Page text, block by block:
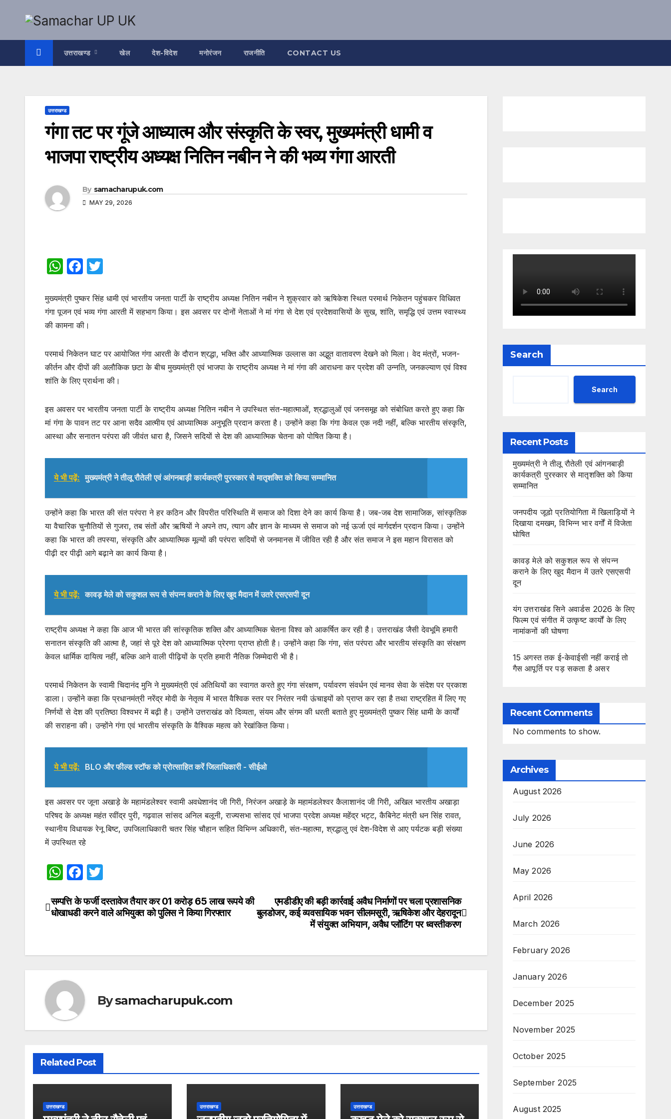
उत्तराखण्ड खेल देश-विदेश मनोरंजन राजनीति CONTACT US
उत्तराखण्ड
गंगा तट पर गूंजे आध्यात्म और संस्कृति के स्वर, मुख्यमंत्री धामी व
भाजपा राष्ट्रीय अध्यक्ष नितिन नबीन ने की भव्य गंगा आरती
By samacharupuk.com
MAY 29, 2026
W
at
s
A
p
p
F
c
e
b
o
k
itt
er
मुख्यमंत्री पुष्कर सिंह धामी एवं भारतीय जनता पार्टी के राष्ट्रीय अध्यक्ष नितिन नबीन ने शुक्रवार को ऋषिकेश स्थित परमार्थ निकेतन पहुंचकर विधिवत
गंगा पूजन एवं भव्य गंगा आरती में सहभाग किया। इस अवसर पर दोनों नेताओं ने मां गंगा से देश एवं प्रदेशवासियों के सुख, शांति, समृद्धि एवं उत्तम स्वास्थ्य
की कामना की।
परमार्थ निकेतन घाट पर आयोजित गंगा आरती के दौरान श्रद्धा, भक्ति और आध्यात्मिक उल्लास का अद्भुत वातावरण देखने को मिला। वेद मंत्रों, भजन-
कीर्तन और दीपों की अलौकिक छटा के बीच मुख्यमंत्री एवं भाजपा के राष्ट्रीय अध्यक्ष ने मां गंगा की आराधना कर प्रदेश की उन्नति, जनकल्याण एवं विश्व
शांति के लिए प्रार्थना की।
इस अवसर पर भारतीय जनता पार्टी के राष्ट्रीय अध्यक्ष नितिन नबीन ने उपस्थित संत-महात्माओं, श्रद्धालुओं एवं जनसमूह को संबोधित करते हुए कहा कि
मां गंगा के पावन तट पर आना सदैव आत्मीय एवं आध्यात्मिक अनुभूति प्रदान करता है। उन्होंने कहा कि गंगा केवल एक नदी नहीं, बल्कि भारतीय संस्कृति,
आस्था और सनातन परंपरा की जीवंत धारा है, जिसने सदियों से देश की आध्यात्मिक चेतना को पोषित किया है।
ये भी पढ़ें: मुख्यमंत्री ने तीलू रौतेली एवं आंगनबाड़ी कार्यकत्री पुरस्कार से मातृशक्ति को किया सम्मानित
उन्होंने कहा कि भारत की संत परंपरा ने हर कठिन और विपरीत परिस्थिति में समाज को दिशा देने का कार्य किया है। जब-जब देश सामाजिक, सांस्कृतिक
या वैचारिक चुनौतियों से गुजरा, तब संतों और ऋषियों ने अपने तप, त्याग और ज्ञान के माध्यम से समाज को नई ऊर्जा एवं मार्गदर्शन प्रदान किया। उन्होंने
कहा कि भारत की तपस्या, संस्कृति और आध्यात्मिक मूल्यों की परंपरा सदियों से जनमानस में जीवित रही है और संत समाज ने इस महान विरासत को
पीढ़ी दर पीढ़ी आगे बढ़ाने का कार्य किया है।
ये भी पढ़ें: कावड़ मेले को सकुशल रूप से संपन्न कराने के लिए खुद मैदान में उतरे एसएसपी दून
राष्ट्रीय अध्यक्ष ने कहा कि आज भी भारत की सांस्कृतिक शक्ति और आध्यात्मिक चेतना विश्व को आकर्षित कर रही है। उत्तराखंड जैसी देवभूमि हमारी
सनातन संस्कृति की आत्मा है, जहां से पूरे देश को आध्यात्मिक प्रेरणा प्राप्त होती है। उन्होंने कहा कि गंगा, संत परंपरा और भारतीय संस्कृति का संरक्षण
केवल धार्मिक दायित्व नहीं, बल्कि आने वाली पीढ़ियों के प्रति हमारी नैतिक जिम्मेदारी भी है।
परमार्थ निकेतन के स्वामी चिदानंद मुनि ने मुख्यमंत्री एवं अतिथियों का स्वागत करते हुए गंगा संरक्षण, पर्यावरण संवर्धन एवं मानव सेवा के संदेश पर प्रकाश
डाला। उन्होंने कहा कि प्रधानमंत्री नरेंद्र मोदी के नेतृत्व में भारत वैश्विक स्तर पर निरंतर नयी ऊंचाइयों को प्राप्त कर रहा है तथा राष्ट्रहित में लिए गए
निर्णयों से देश की प्रतिष्ठा विश्वभर में बढ़ी है। उन्होंने उत्तराखंड को दिव्यता, संयम और संगम की धरती बताते हुए मुख्यमंत्री पुष्कर सिंह धामी के कार्यों
की सराहना की। उन्होंने गंगा एवं भारतीय संस्कृति के वैश्विक महत्व को रेखांकित किया।
ये भी पढ़ें: BLO और फील्ड स्टॉफ को प्रोत्साहित करें जिलाधिकारी - सीईओ
इस अवसर पर जूना अखाड़े के महामंडलेश्वर स्वामी अवधेशानंद जी गिरी, निरंजन अखाड़े के महामंडलेश्वर कैलाशानंद जी गिरी, अखिल भारतीय अखाड़ा
परिषद के अध्यक्ष महंत रवींद्र पुरी, गढ़वाल सांसद अनिल बलूनी, राज्यसभा सांसद एवं भाजपा प्रदेश अध्यक्ष महेंद्र भट्ट, कैबिनेट मंत्री धन सिंह रावत,
स्थानीय विधायक रेनू बिष्ट, उपजिलाधिकारी चतर सिंह चौहान सहित विभिन्न अधिकारी, संत-महात्मा, श्रद्धालु एवं देश-विदेश से आए पर्यटक बड़ी संख्या
में उपस्थित रहे
W
at
s
p
F
c
e
o
itt
er
Post
एमडीडीए की बड़ी कार्रवाई अवैध निर्माणों पर चला प्रशासनिक
बुलडोजर, कई व्यवसायिक भवन सीलमसूरी, ऋषिकेश और देहरादून
में संयुक्त अभियान, अवैध प्लॉटिंग पर ध्वस्तीकरण
सम्पत्ति के फर्जी दस्तावेज तैयार कर 01 करोड़ 65 लाख रूपये की
धोखाधडी करने वाले अभियुक्त को पुलिस ने किया गिरफ्तार
Bysamacharupuk.com
Related Post
उत्तराखण्ड उत्तराखण्ड उत्तराखण्ड
Search
Search
Recent Posts
मुख्यमंत्री ने तीलू रौतेली एवं आंगनबाड़ी
कार्यकत्री पुरस्कार से मातृशक्ति को किया
सम्मानित
जनपदीय जूडो प्रतियोगिता में खिलाड़ियों ने
दिखाया दमखम, विभिन्न भार वर्गों में विजेता
घोषित
कावड़ मेले को सकुशल रूप से संपन्न
कराने के लिए खुद मैदान में उतरे एसएसपी
दून
यंग उत्तराखंड सिने अवार्डस 2026 के लिए
फिल्म एवं संगीत में उत्कृष्ट कार्यों के लिए
नामांकनों की घोषणा
15 अगस्त तक ई-केवाईसी नहीं कराई तो
गैस आपूर्ति पर पड़ सकता है असर
Recent Comments
No comments to show.
Archives
August 2026
July 2026
June 2026
May 2026
April 2026
March 2026
February 2026
January 2026
December 2025
November 2025
October 2025
September 2025
August 2025